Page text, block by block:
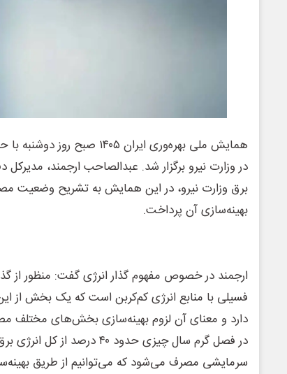
همایش ملی بهره‌وری ایران
در وزارت نیرو برگزار شد. عبدالصاحب ارجمند، مدیرکل
برق وزارت نیرو، در این همایش به تشریح وضعیت
بهینه‌سازی آن پرداخت.
ارجمند در خصوص مفهوم گذار انرژی گفت: منظور از
فسیلی با منابع انرژی کم‌کربن است که یک بخش از
دارد و معنای آن لزوم بهینه‌سازی بخش‌های مختلف
در فصل گرم سال چیزی حدود ۴۰